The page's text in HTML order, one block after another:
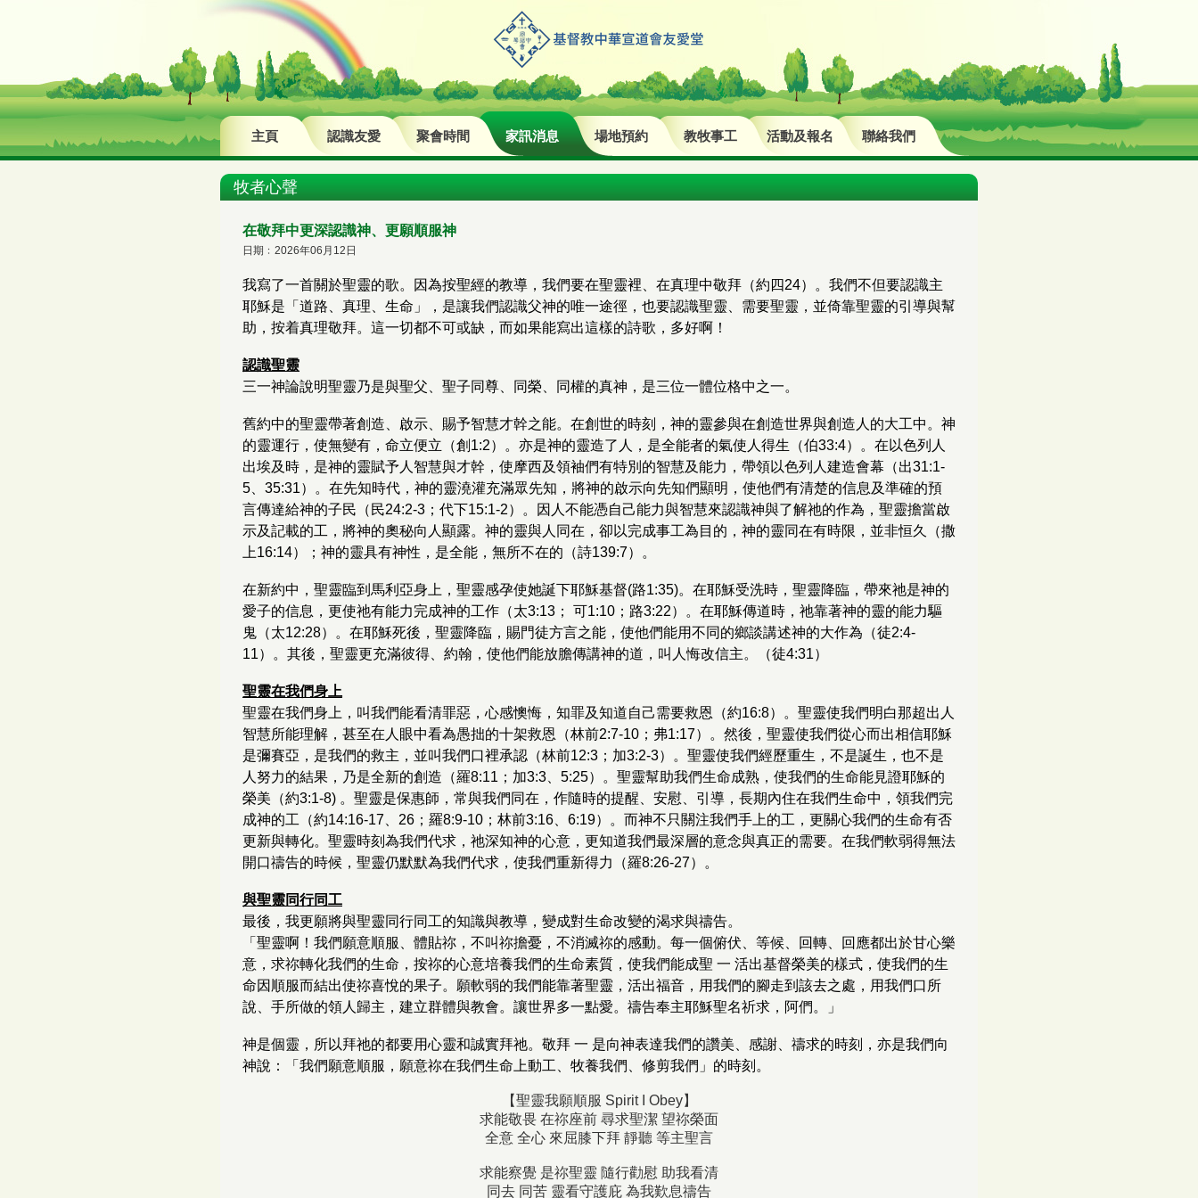
主頁 認識友愛 聚會時間 家訊消息 場地預約 教牧事工 活動及報名 聯絡我們
牧者心聲
在敬拜中更深認識神、更願順服神
日期﹕2026年06月12日
我寫了一首關於聖靈的歌。因為按聖經的教導，我們要在聖靈裡、在真理中敬拜（約四24）。我們不但要認識主
耶穌是「道路、真理、生命」，是讓我們認識父神的唯一途徑，也要認識聖靈、需要聖靈，並倚靠聖靈的引導與幫
助，按着真理敬拜。這一切都不可或缺，而如果能寫出這樣的詩歌，多好啊！
認識聖靈
三一神論說明聖靈乃是與聖父、聖子同尊、同榮、同權的真神，是三位一體位格中之一。
舊約中的聖靈帶著創造、啟示、賜予智慧才幹之能。在創世的時刻，神的靈參與在創造世界與創造人的大工中。神
的靈運行，使無變有，命立便立（創1:2）。亦是神的靈造了人，是全能者的氣使人得生（伯33:4）。在以色列人
出埃及時，是神的靈賦予人智慧與才幹，使摩西及領袖們有特別的智慧及能力，帶領以色列人建造會幕（出31:1-
5、35:31）。在先知時代，神的靈澆灌充滿眾先知，將神的啟示向先知們顯明，使他們有清楚的信息及準確的預
言傳達給神的子民（民24:2-3；代下15:1-2）。因人不能憑自己能力與智慧來認識神與了解祂的作為，聖靈擔當啟
示及記載的工，將神的奧秘向人顯露。神的靈與人同在，卻以完成事工為目的，神的靈同在有時限，並非恒久（撒
上16:14）；神的靈具有神性，是全能，無所不在的（詩139:7）。
在新約中，聖靈臨到馬利亞身上，聖靈感孕使她誕下耶穌基督(路1:35)。在耶穌受洗時，聖靈降臨，帶來祂是神的
愛子的信息，更使祂有能力完成神的工作（太3:13； 可1:10；路3:22）。在耶穌傳道時，祂靠著神的靈的能力驅
鬼（太12:28）。在耶穌死後，聖靈降臨，賜門徒方言之能，使他們能用不同的鄉談講述神的大作為（徒2:4-
11）。其後，聖靈更充滿彼得、約翰，使他們能放膽傳講神的道，叫人悔改信主。（徒4:31）
聖靈在我們身上
聖靈在我們身上，叫我們能看清罪惡，心感懊悔，知罪及知道自己需要救恩（約16:8）。聖靈使我們明白那超出人
智慧所能理解，甚至在人眼中看為愚拙的十架救恩（林前2:7-10；弗1:17）。然後，聖靈使我們從心而出相信耶穌
是彌賽亞，是我們的救主，並叫我們口裡承認（林前12:3；加3:2-3）。聖靈使我們經歷重生，不是誕生，也不是
人努力的結果，乃是全新的創造（羅8:11；加3:3、5:25）。聖靈幫助我們生命成熟，使我們的生命能見證耶穌的
榮美（約3:1-8) 。聖靈是保惠師，常與我們同在，作隨時的提醒、安慰、引導，長期內住在我們生命中，領我們完
成神的工（約14:16-17、26；羅8:9-10；林前3:16、6:19）。而神不只關注我們手上的工，更關心我們的生命有否
更新與轉化。聖靈時刻為我們代求，祂深知神的心意，更知道我們最深層的意念與真正的需要。在我們軟弱得無法
開口禱告的時候，聖靈仍默默為我們代求，使我們重新得力（羅8:26-27）。
與聖靈同行同工
最後，我更願將與聖靈同行同工的知識與教導，變成對生命改變的渴求與禱告。
「聖靈啊！我們願意順服、體貼祢，不叫祢擔憂，不消滅祢的感動。每一個俯伏、等候、回轉、回應都出於甘心樂
意，求祢轉化我們的生命，按祢的心意培養我們的生命素質，使我們能成聖 一 活出基督榮美的樣式，使我們的生
命因順服而結出使祢喜悅的果子。願軟弱的我們能靠著聖靈，活出福音，用我們的腳走到該去之處，用我們口所
說、手所做的領人歸主，建立群體與教會。讓世界多一點愛。禱告奉主耶穌聖名祈求，阿們。」
神是個靈，所以拜祂的都要用心靈和誠實拜祂。敬拜 一 是向神表達我們的讚美、感謝、禱求的時刻，亦是我們向
神說：「我們願意順服，願意祢在我們生命上動工、牧養我們、修剪我們」的時刻。
【聖靈我願順服 Spirit I Obey】
求能敬畏 在祢座前 尋求聖潔 望祢榮面
全意 全心 來屈膝下拜 靜聽 等主聖言
求能察覺 是祢聖靈 隨行勸慰 助我看清
同去 同苦 靈看守護庇 為我歎息禱告